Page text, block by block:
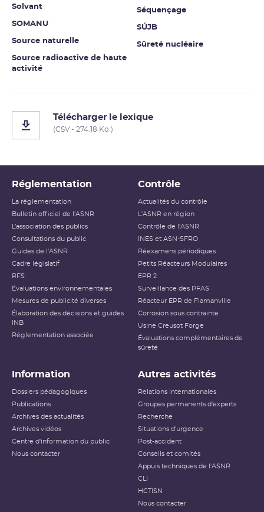
Solvant
SOMANU
Source naturelle
Source radioactive de haute
activité
Séquençage
SÚJB
Sûreté nucléaire
Télécharger le lexique
(CSV - 274.18 Ko )
Réglementation
La réglementation
Bulletin officiel de l'ASNR
L’association des publics
Consultations du public
Guides de l'ASNR
Cadre législatif
RFS
Évaluations environnementales
Mesures de publicité diverses
Élaboration des décisions et guides
INB
Réglementation associée
Contrôle
Actualités du contrôle
L'ASNR en région
Contrôle de l'ASNR
INES et ASN-SFRO
Réexamens périodiques
Petits Réacteurs Modulaires
EPR 2
Surveillance des PFAS
Réacteur EPR de Flamanville
Corrosion sous contrainte
Usine Creusot Forge
Évaluations complémentaires de
sûreté
Information
Dossiers pédagogiques
Publications
Archives des actualités
Archives vidéos
Centre d'information du public
Nous contacter
Autres activités
Relations internationales
Groupes permanents d'experts
Recherche
Situations d'urgence
Post-accident
Conseils et comités
Appuis techniques de l'ASNR
CLI
HCTISN
Nous contacter